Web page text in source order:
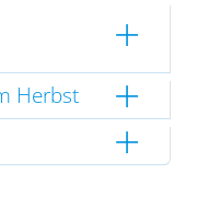
Herbst